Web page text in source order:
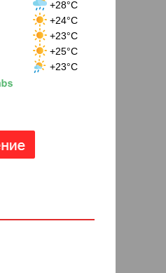
+28°C
+24°C
+23°C
+25°C
+23°C